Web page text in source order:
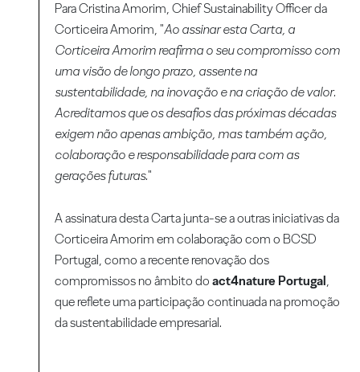
Para Cristina Amorim, Chief Sustainability Officer da
Corticeira Amorim, "Ao assinar esta Carta, a
Corticeira Amorim reafirma o seu compromisso com
uma visão de longo prazo, assente na
sustentabilidade, na inovação e na criação de valor.
Acreditamos que os desafios das próximas décadas
exigem não apenas ambição, mas também ação,
colaboração e responsabilidade para com as
gerações futuras."
A assinatura desta Carta junta-se a outras iniciativas da
Corticeira Amorim em colaboração com o BCSD
Portugal, como a recente renovação dos
compromissos no âmbito doact4nature Portugal ,
que reflete uma participação continuada na promoção
da sustentabilidade empresarial.